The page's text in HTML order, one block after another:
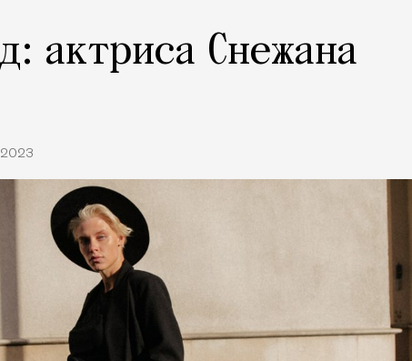
актриса Снежана